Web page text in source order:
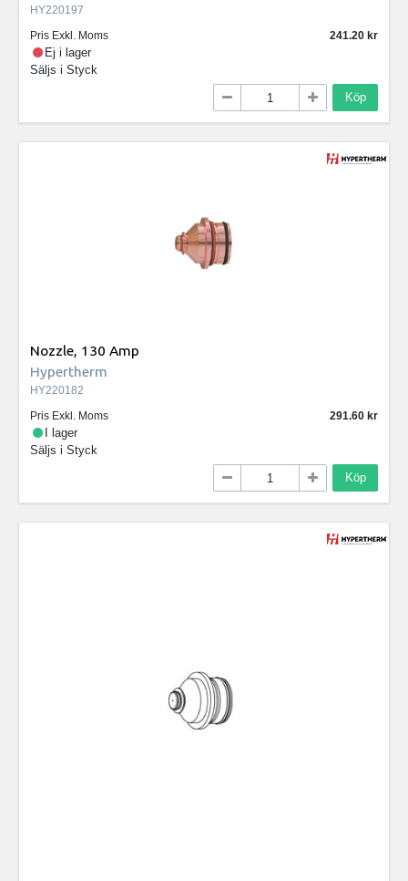
HY220197
Pris Exkl. Moms
241.20
Ej i lager
Säljs i Styck
Köp
Nozzle, 130 Amp
Hypertherm
HY220182
Pris Exkl. Moms
291.60
I lager
Säljs i Styck
Köp